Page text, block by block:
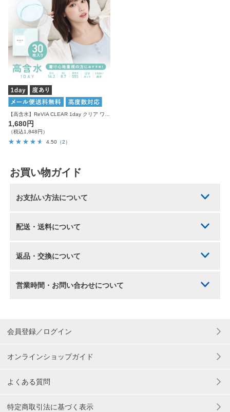
1,680円
（税込1,848円）
4.50 （2）
お買い物ガイド
お支払い方法について
配送・送料について
返品・交換について
営業時間・お問い合わせについて
会員登録／ログイン
オンラインショップガイド
よくある質問
特定商取引法に基づく表示